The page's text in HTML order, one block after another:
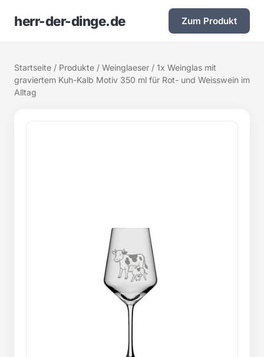
herr-der-dinge.de Zum Produkt
Startseite / Produkte / Weinglaeser / 1x Weinglas mit
graviertem Kuh-Kalb Motiv 350 ml für Rot- und Weisswein im
Alltag